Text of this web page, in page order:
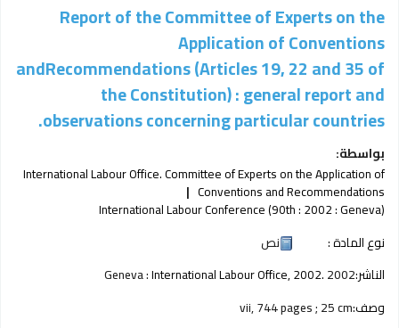
Report of the Committee of Experts on the
Application of Conventions
andRecommendations (Articles 19, 22 and 35 of
the Constitution) : general report and
observations concerning particular countries.
بواسطة:
International Labour Office. Committee of Experts on the Application of
Conventions and Recommendations
International Labour Conference (90th : 2002 : Geneva)
نوع المادة :
نص
الناشر:
Geneva :International Labour Office, 2002.2002
وصف:vii, 744 pages ; 25 cm